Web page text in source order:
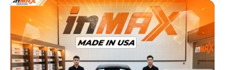
nóng gay gắt. Thực tế kiểm nghiệm cho thấy, ô...